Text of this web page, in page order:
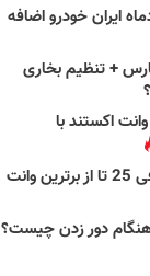
ایران خودرو اضافه
+ تنظیم بخاری
اکستند با
بهترین وانت ها در ایران: معرفی 25 تا از برترین وانت
دور زدن چیست؟